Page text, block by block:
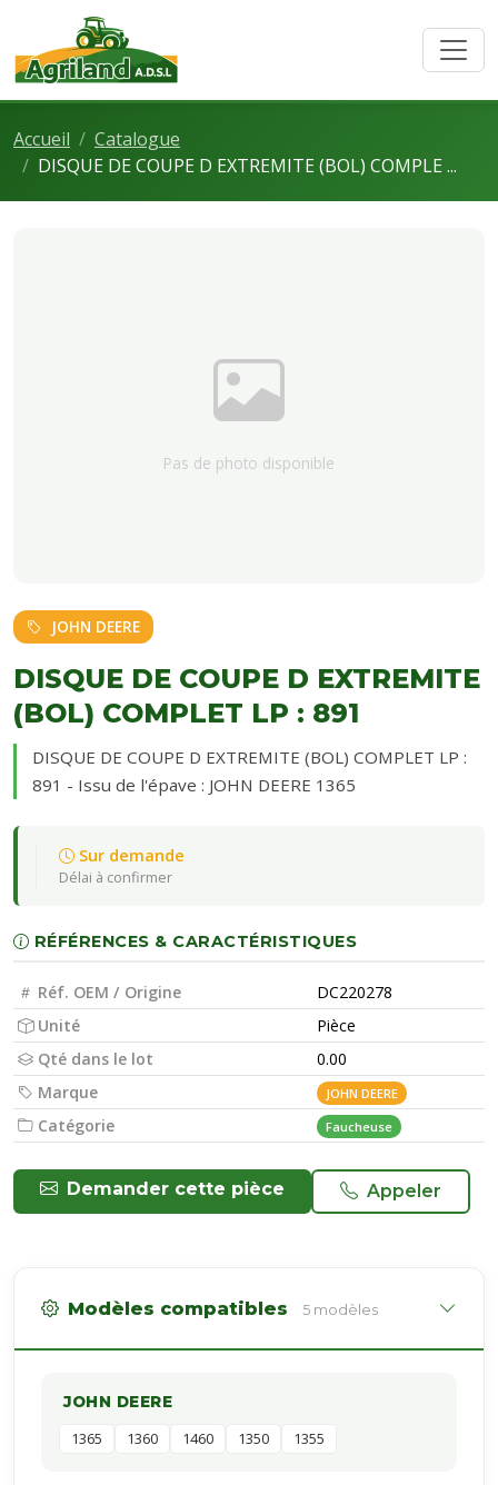
Accueil
Catalogue
DISQUE DE COUPE D EXTREMITE (BOL) COMPLE ...
Pas de photo disponible
JOHN DEERE
DISQUE DE COUPE D EXTREMITE
(BOL) COMPLET LP : 891
DISQUE DE COUPE D EXTREMITE (BOL) COMPLET LP :
891 - Issu de l'épave : JOHN DEERE 1365
Sur demande
Délai à confirmer
RÉFÉRENCES & CARACTÉRISTIQUES
Réf. OEM / Origine
DC220278
Unité
Pièce
Qté dans le lot
0.00
Marque
JOHN DEERE
Catégorie Faucheuse
Demander cette pièce Appeler
Modèles compatibles 5 modèles
JOHN DEERE
1365 1360 1460 1350 1355